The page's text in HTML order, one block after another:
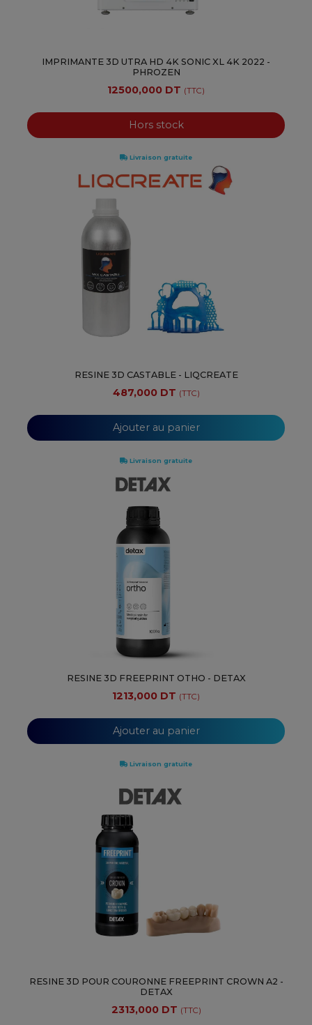
IMPRIMANTE 3D UTRA HD 4K SONIC XL 4K 2022 -
PHROZEN
12500,000 DT (TTC)
Hors stock
Livraison gratuite
RESINE 3D CASTABLE - LIQCREATE
487,000 DT (TTC)
Ajouter au panier
Livraison gratuite
RESINE 3D FREEPRINT OTHO - DETAX
1213,000 DT (TTC)
Ajouter au panier
Livraison gratuite
RESINE 3D POUR COURONNE FREEPRINT CROWN A2 -
DETAX
2313,000 DT (TTC)